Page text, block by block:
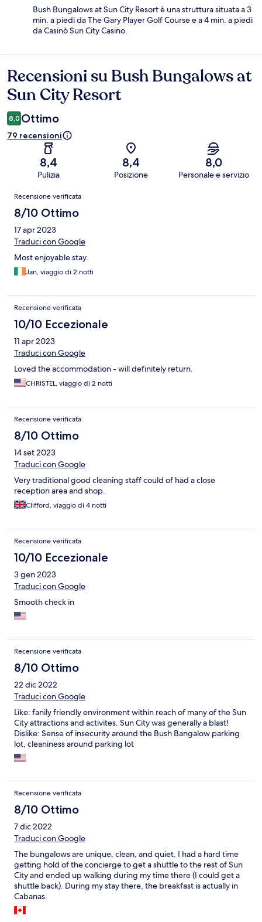
Bush Bungalows at Sun City Resort è una struttura situata a 3
min. a piedi da The Gary Player Golf Course e a 4 min. a piedi
da Casinò Sun City Casino.
Recensioni
Recensioni su Bush Bungalows at
Sun City Resort
8,0 Ottimo
79 recensioni
8,4
Pulizia
8,4
Posizione
8,0
Personale e servizio
Recensioni
Recensione verificata
8/10 Ottimo
17 apr 2023
Traduci con Google
Most enjoyable stay.
Jan, viaggio di 2 notti
Recensione verificata
10/10 Eccezionale
11 apr 2023
Traduci con Google
Loved the accommodation - will definitely return.
CHRISTEL, viaggio di 2 notti
Recensione verificata
8/10 Ottimo
14 set 2023
Traduci con Google
Very traditional good cleaning staff could of had a close
reception area and shop.
Clifford, viaggio di 4 notti
Recensione verificata
10/10 Eccezionale
3 gen 2023
Traduci con Google
Smooth check in
Recensione verificata
8/10 Ottimo
22 dic 2022
Traduci con Google
Like: fanily friendly environment within reach of many of the Sun
City attractions and activites. Sun City was generally a blast!
Dislike: Sense of insecurity around the Bush Bangalow parking
lot, cleaniness around parking lot
Recensione verificata
8/10 Ottimo
7 dic 2022
Traduci con Google
The bungalows are unique, clean, and quiet. I had a hard time
getting hold of the concierge to get a shuttle to the rest of Sun
City and ended up walking during my time there (I could get a
shuttle back). During my stay there, the breakfast is actually in
Cabanas.